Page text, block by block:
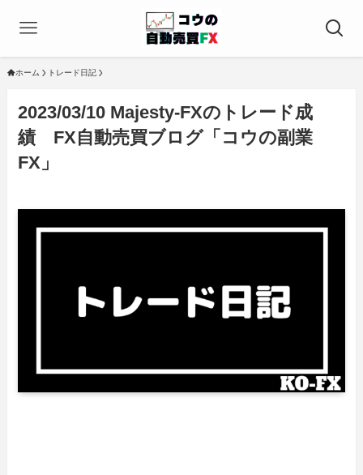
ホーム トレード日記
2023/03/10 Majesty-FXのトレード成
績 FX自動売買ブログ「コウの副業
FX」